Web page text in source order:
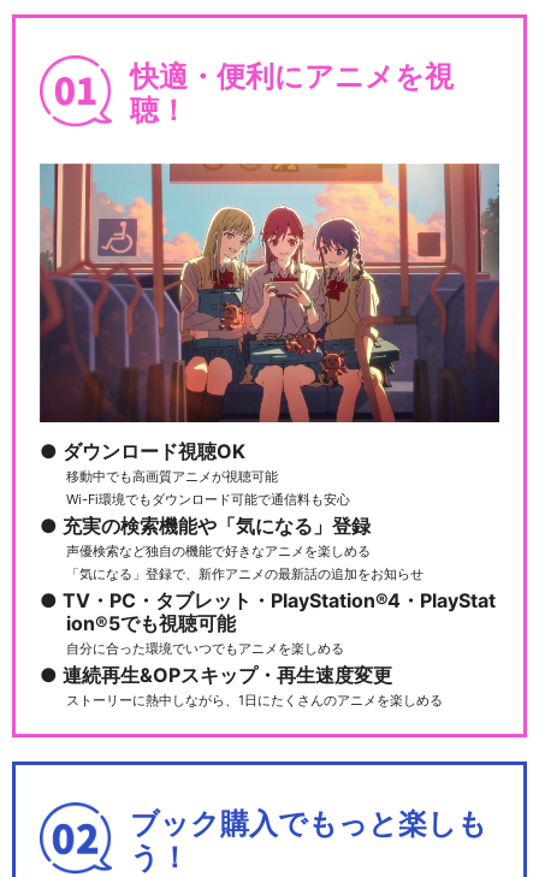
快適・便利にアニメを視
聴！
ダウンロード視聴OK
移動中でも高画質アニメが視聴可能
Wi-Fi環境でもダウンロード可能で通信料も安心
充実の検索機能や「気になる」登録
声優検索など独自の機能で好きなアニメを楽しめる
「気になる」登録で、新作アニメの最新話の追加をお知らせ
TV・PC・タブレット・PlayStation®4・PlayStat
ion®5でも視聴可能
自分に合った環境でいつでもアニメを楽しめる
連続再生&OPスキップ・再生速度変更
ストーリーに熱中しながら、1日にたくさんのアニメを楽しめる
ブック購入でもっと楽しも
う！